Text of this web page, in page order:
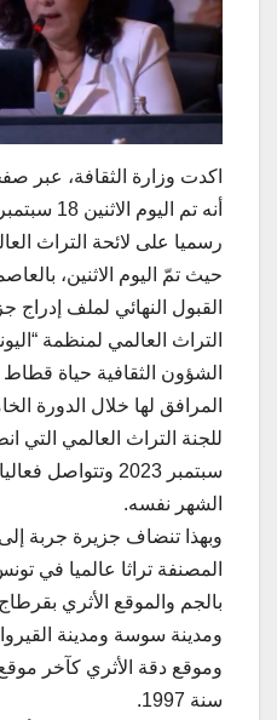
اكدت وزارة الثقافة، عبر
رسميا على لائحة التراث
حيث تمّ اليوم الاثنين،
القبول النهائي لملف إدراج
التراث العالمي لمنظمة
الشؤون الثقافية حياة
المرافق لها خلال الدورة
للجنة التراث العالمي
الشهر نفسه.
وبهذا تنضاف جزيرة جربة
المصنفة تراثا عالميا في
بالجم والموقع الأثري
ومدينة سوسة ومدينة
وموقع دقة الأثري كآخر
سنة 1997.